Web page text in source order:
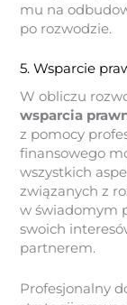
mu na
po rozwodzie.
5. Wsparcie
W obliczu
wsparcia
z pomocy
finansowego
wszystkich
związanych z
w świadomym
swoich
partnerem.
Profesjonalny